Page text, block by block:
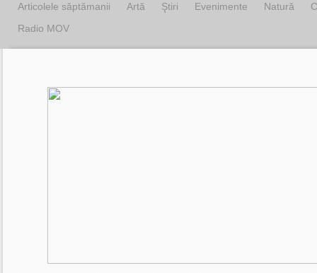
Articolele săptămanii Artă Ştiri Evenimente Natură
Radio MOV